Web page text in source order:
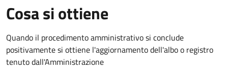
Cosa si ottiene
Quando il procedimento amministrativo si conclude
positivamente si ottiene l'aggiornamento dell'albo o registro
tenuto dall'Amministrazione